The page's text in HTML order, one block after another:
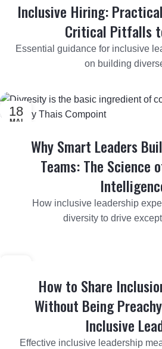
Inclusive Hiring:
Critical Pitfalls
Essential guidance for inclusive
on building
18
MAI
Why Smart Leaders
Teams: The Science
How inclusive leadership
diversity to drive
How to Share
Without Being
Inclusive
Effective inclusive leadership